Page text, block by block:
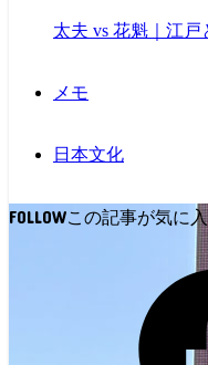
太夫 vs 花魁｜江
メモ
日本文化
FOLLOW